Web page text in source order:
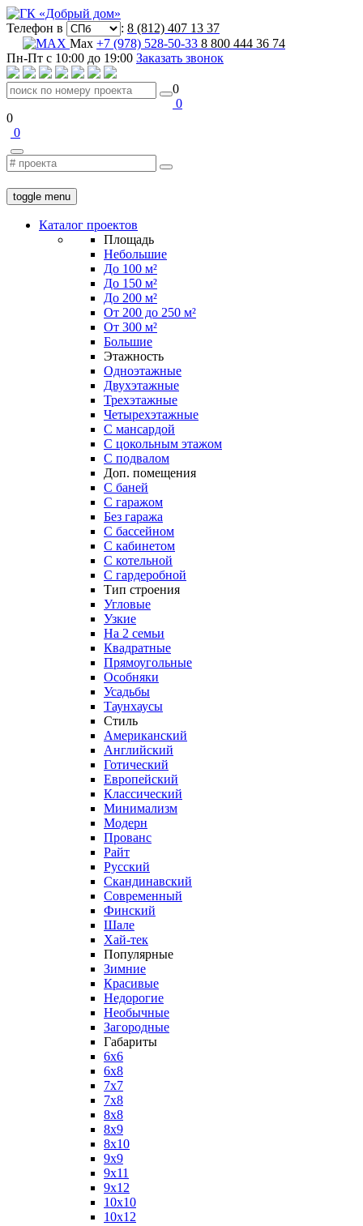
Телефон в : 8 (812) 407 13 37
Max +7 (978) 528-50-33 8 800 444 36 74
Пн-Пт с 10:00 до 19:00 Заказать звонок
0
0
0
0
toggle menu
Каталог проектов
Площадь
Небольшие
До 100 м²
До 150 м²
До 200 м²
От 200 до 250 м²
От 300 м²
Большие
Этажность
Одноэтажные
Двухэтажные
Трехэтажные
Четырехэтажные
С мансардой
С цокольным этажом
С подвалом
Доп. помещения
С баней
С гаражом
Без гаража
С бассейном
С кабинетом
С котельной
С гардеробной
Тип строения
Угловые
Узкие
На 2 семьи
Квадратные
Прямоугольные
Особняки
Усадьбы
Таунхаусы
Стиль
Американский
Английский
Готический
Европейский
Классический
Минимализм
Модерн
Прованс
Райт
Русский
Скандинавский
Современный
Финский
Шале
Хай-тек
Популярные
Зимние
Красивые
Недорогие
Необычные
Загородные
Габариты
6x6
6x8
7x7
7x8
8x8
8x9
8x10
9x9
9x11
9x12
10x10
10x12